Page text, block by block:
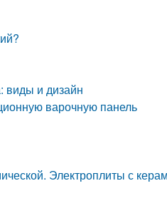
виды и дизайн
варочную панель
Электроплиты с